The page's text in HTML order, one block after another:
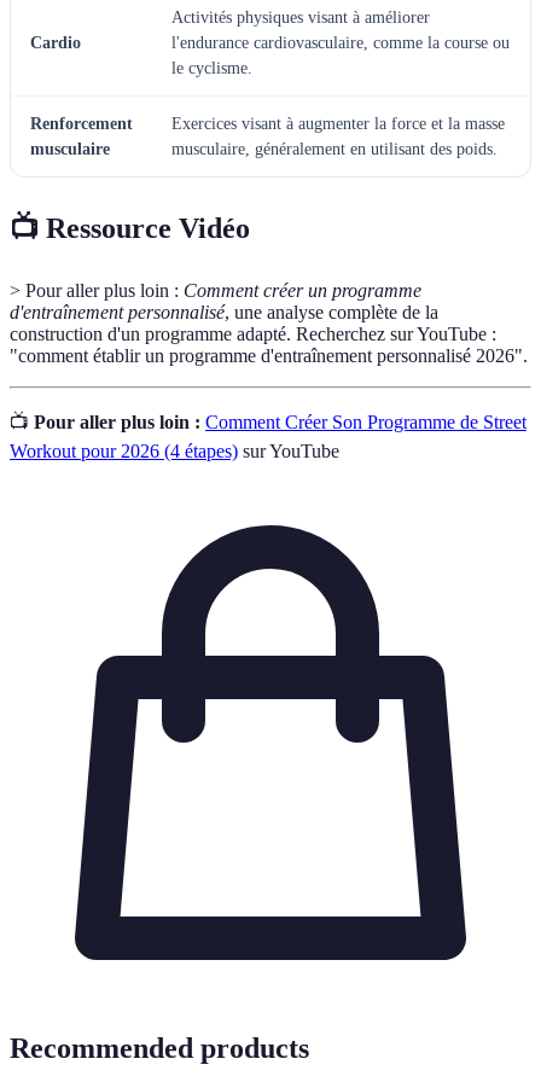
Cardio
Activités physiques visant à améliorer
l'endurance cardiovasculaire, comme la course ou
le cyclisme.
Renforcement
musculaire
Exercices visant à augmenter la force et la masse
musculaire, généralement en utilisant des poids.
📺 Ressource Vidéo
> Pour aller plus loin : Comment créer un programme
d'entraînement personnalisé, une analyse complète de la
construction d'un programme adapté. Recherchez sur YouTube :
"comment établir un programme d'entraînement personnalisé 2026".
📺 Pour aller plus loin : Comment Créer Son Programme de Street
Workout pour 2026 (4 étapes) sur YouTube
Recommended products